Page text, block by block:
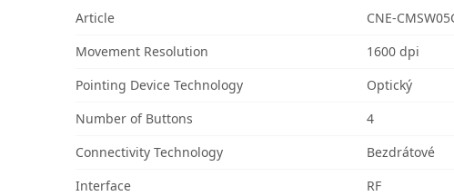
Article
CNE-
Movement Resolution
1600 dpi
Pointing Device Technology
Optický
Number of Buttons
4
Connectivity Technology
Bezdrátové
Interface
RF